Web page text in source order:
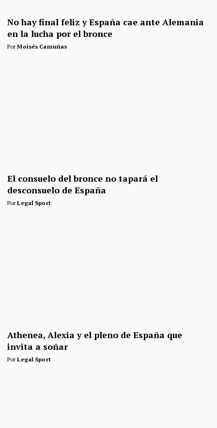
No hay final feliz y España cae ante Alemania
en la lucha por el bronce
PorMoisés Camuñas
El consuelo del bronce no tapará el
desconsuelo de España
PorLegal Sport
Athenea, Alexia y el pleno de España que
invita a soñar
PorLegal Sport